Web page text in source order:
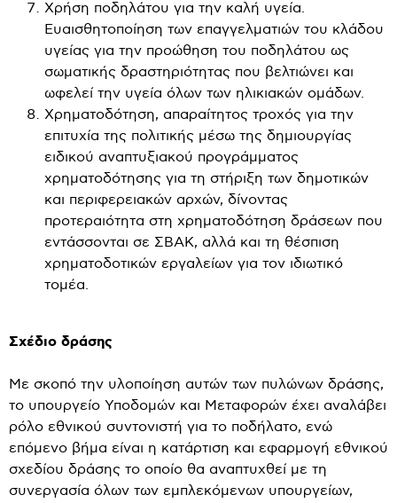
Χρήση ποδηλάτου για την καλή υγεία.
Ευαισθητοποίηση των επαγγελματιών του κλάδου
υγείας για την προώθηση του ποδηλάτου ως
σωματικής δραστηριότητας που βελτιώνει και
ωφελεί την υγεία όλων των ηλικιακών ομάδων.
Χρηματοδότηση, απαραίτητος τροχός για την
επιτυχία της πολιτικής μέσω της δημιουργίας
ειδικού αναπτυξιακού προγράμματος
χρηματοδότησης για τη στήριξη των δημοτικών
και περιφερειακών αρχών, δίνοντας
προτεραιότητα στη χρηματοδότηση δράσεων που
εντάσσονται σε ΣΒΑΚ, αλλά και τη θέσπιση
χρηματοδοτικών εργαλείων για τον ιδιωτικό
τομέα.
Σχέδιο δράσης
Με σκοπό την υλοποίηση αυτών των πυλώνων δράσης,
το υπουργείο Υποδομών και Μεταφορών έχει αναλάβει
ρόλο εθνικού συντονιστή για το ποδήλατο, ενώ
επόμενο βήμα είναι η κατάρτιση και εφαρμογή εθνικού
σχεδίου δράσης το οποίο θα αναπτυχθεί με τη
συνεργασία όλων των εμπλεκόμενων υπουργείων,